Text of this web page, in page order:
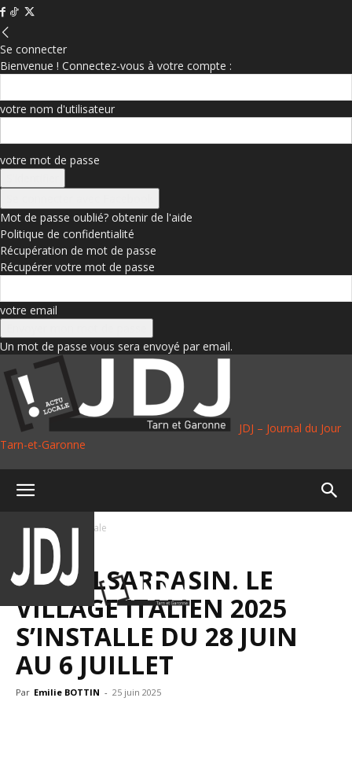
Se connecter
Bienvenue ! Connectez-vous à votre compte :
votre nom d'utilisateur
votre mot de passe
Mot de passe oublié? obtenir de l'aide
Politique de confidentialité
Récupération de mot de passe
Récupérer votre mot de passe
votre email
Un mot de passe vous sera envoyé par email.
JDJ – Journal du Jour
Tarn-et-Garonne
Accueil Vie Locale
VIE LOCALE
CASTELSARRASIN. LE
VILLAGE ITALIEN 2025
S’INSTALLE DU 28 JUIN
AU 6 JUILLET
Par Emilie BOTTIN - 25 juin 2025